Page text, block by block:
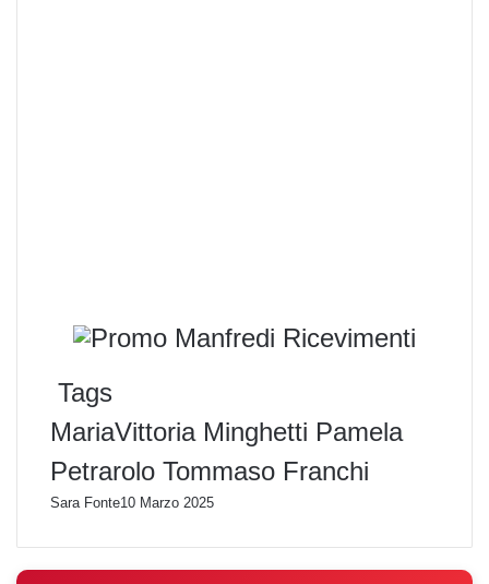
Tags
MariaVittoria Minghetti Pamela
Petrarolo Tommaso Franchi
Sara Fonte10 Marzo 2025